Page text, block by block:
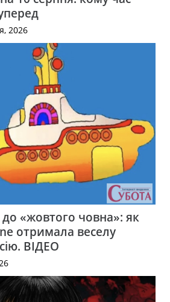
2026
до «жовтого човна»: як
отримала веселу
ВІДЕО